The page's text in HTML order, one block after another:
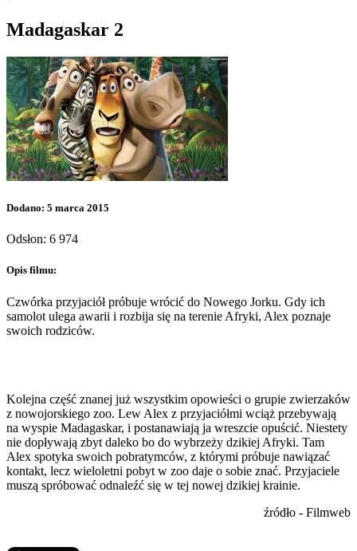
Madagaskar 2
Dodano: 5 marca 2015
Odsłon: 6 974
Opis filmu:
Czwórka przyjaciół próbuje wrócić do Nowego Jorku. Gdy ich
samolot ulega awarii i rozbija się na terenie Afryki, Alex poznaje
swoich rodziców.
Kolejna część znanej już wszystkim opowieści o grupie zwierzaków
z nowojorskiego zoo. Lew Alex z przyjaciółmi wciąż przebywają
na wyspie Madagaskar, i postanawiają ja wreszcie opuścić. Niestety
nie dopływają zbyt daleko bo do wybrzeży dzikiej Afryki. Tam
Alex spotyka swoich pobratymców, z którymi próbuje nawiązać
kontakt, lecz wieloletni pobyt w zoo daje o sobie znać. Przyjaciele
muszą spróbować odnaleźć się w tej nowej dzikiej krainie.
źródło - Filmweb